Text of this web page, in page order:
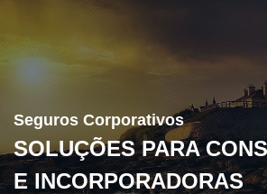
Seguros Corporativos
SOLUÇÕES PARA
E INCORPORADORAS